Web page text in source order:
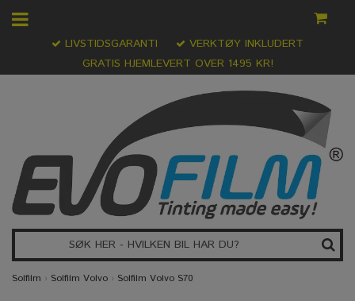
GRATIS HJEMLEVERT OVER 1495 KR!
LIVSTIDSGARANTI VERKTØY INKLUDERT
Solfilm › Solfilm Volvo › Solfilm Volvo S70